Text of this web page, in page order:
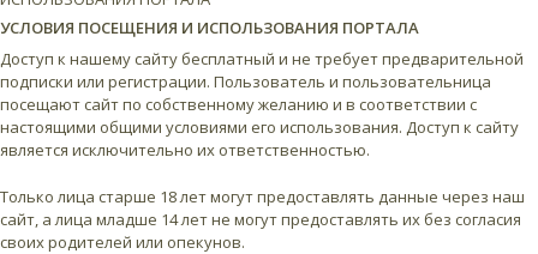
УСЛОВИЯ ПОСЕЩЕНИЯ И ИСПОЛЬЗОВАНИЯ ПОРТАЛА
Доступ к нашему сайту бесплатный и не требует предварительной
подписки или регистрации. Пользователь и пользовательница
посещают сайт по собственному желанию и в соответствии с
настоящими общими условиями его использования. Доступ к сайту
является исключительно их ответственностью.
Только лица старше 18 лет могут предоставлять данные через наш
сайт, а лица младше 14 лет не могут предоставлять их без согласия
своих родителей или опекунов.